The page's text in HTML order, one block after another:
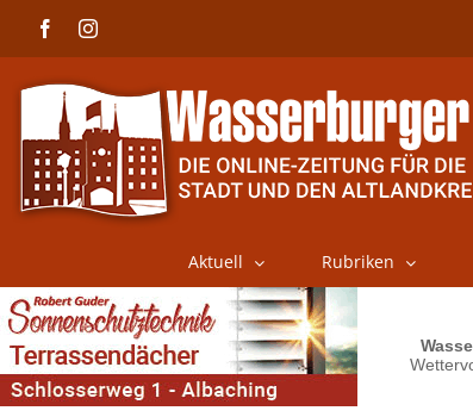
FacebookInstagram
Aktuell Rubriken